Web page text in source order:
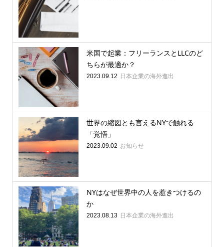
米国で起業：フリーランスとLLCのど
ちらが最適か？
2023.09.12 日本企業の海外進出
世界の縮図とも言えるNYで触れる
「覚悟」
2023.09.02 お知らせ
NYはなぜ世界中の人を惹きつけるの
か
2023.08.13 日本企業の海外進出